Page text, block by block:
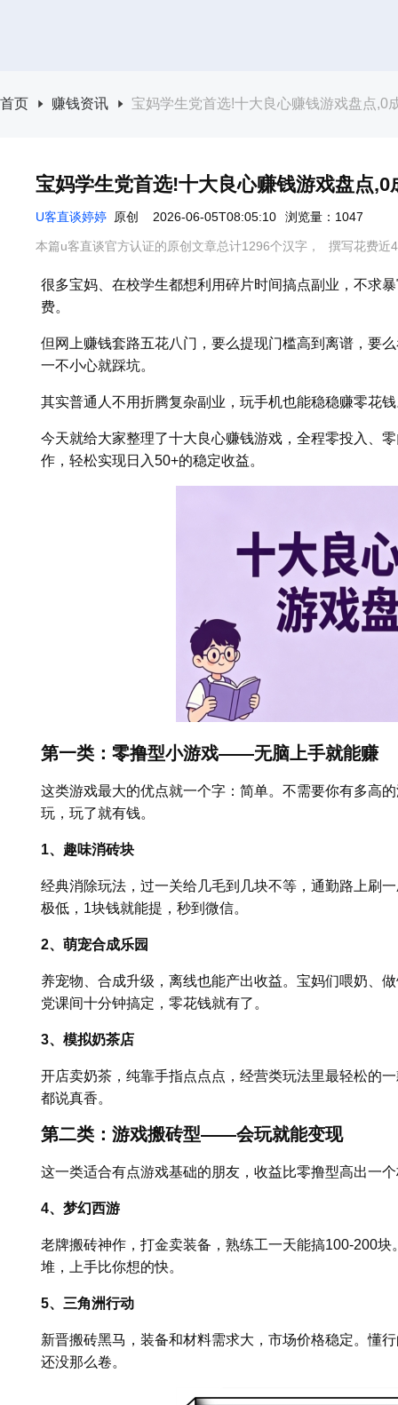
首页 赚钱资讯 宝妈学生党首选!十大良心赚钱游戏盘点,0
宝妈学生党首选!十大良心赚钱游戏盘点
U客直谈婷婷 原创 2026-06-05T08:05:10 浏览量：1047
本篇u客直谈官方认证的原创文章总计1296个汉字， 撰写花费近
很多宝妈、在校学生都想利用碎片时间搞点副业，不求
费。
但网上赚钱套路五花八门，要么提现门槛高到离谱，要
一不小心就踩坑。
其实普通人不用折腾复杂副业，玩手机也能稳稳赚零花
今天就给大家整理了十大良心赚钱游戏，全程零投入、
作，轻松实现日入50+的稳定收益。
第一类：零撸型小游戏——无脑上手就能赚
这类游戏最大的优点就一个字：简单。不需要你有多高
玩，玩了就有钱。
1、趣味消砖块
经典消除玩法，过一关给几毛到几块不等，通勤路上刷
极低，1块钱就能提，秒到微信。
2、萌宠合成乐园
养宠物、合成升级，离线也能产出收益。宝妈们喂奶、
党课间十分钟搞定，零花钱就有了。
3、模拟奶茶店
开店卖奶茶，纯靠手指点点点，经营类玩法里最轻松的
都说真香。
第二类：游戏搬砖型——会玩就能变现
这一类适合有点游戏基础的朋友，收益比零撸型高出一
4、梦幻西游
老牌搬砖神作，打金卖装备，熟练工一天能搞100-200
堆，上手比你想的快。
5、三角洲行动
新晋搬砖黑马，装备和材料需求大，市场价格稳定。懂
还没那么卷。